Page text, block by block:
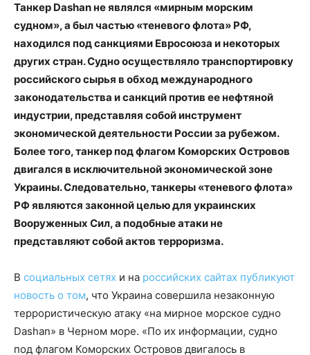
Танкер Dashan не являлся «мирным морским
судном», а был частью «теневого флота» РФ,
находился под санкциями Евросоюза и некоторых
других стран. Судно осуществляло транспортировку
российского сырья в обход международного
законодательства и санкций против ее нефтяной
индустрии, представляя собой инструмент
экономической деятельности России за рубежом.
Более того, танкер под флагом Коморских Островов
двигался в исключительной экономической зоне
Украины. Следовательно, танкеры «теневого флота»
РФ являются законной целью для украинских
Вооруженных Сил, а подобные атаки не
представляют собой актов терроризма.
В социальных сетях и на российских сайтах публикуют
новость о том, что Украина совершила незаконную
террористическую атаку «на мирное морское судно
Dashan» в Черном море. «По их информации, судно
под флагом Коморских Островов двигалось в